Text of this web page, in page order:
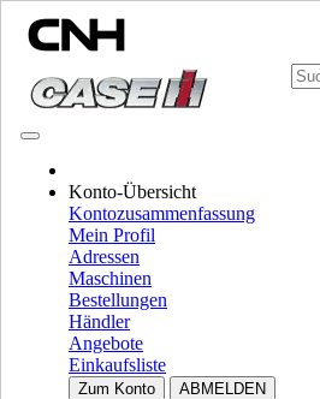
Konto-Übersicht
Kontozusammenfassung
Mein Profil
Adressen
Maschinen
Bestellungen
Händler
Angebote
Einkaufsliste
Zum Konto ABMELDEN
KATALOGE DURCHSUCHEN
MARKE UND SPRACHE WÄHLEN